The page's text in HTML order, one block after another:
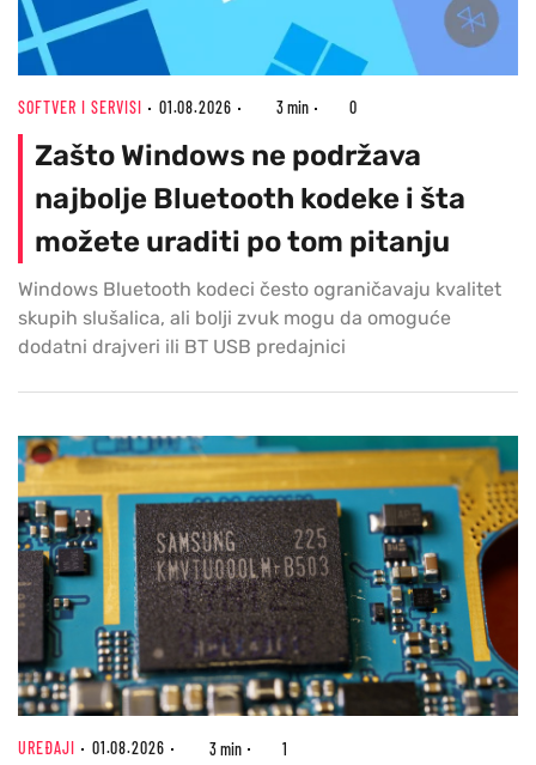
SOFTVER I SERVISI 01.08.2026 3 min 0
Zašto Windows ne podržava
najbolje Bluetooth kodeke i šta
možete uraditi po tom pitanju
Windows Bluetooth kodeci često ograničavaju kvalitet
skupih slušalica, ali bolji zvuk mogu da omoguće
dodatni drajveri ili BT USB predajnici
UREĐAJI 01.08.2026 3 min 1